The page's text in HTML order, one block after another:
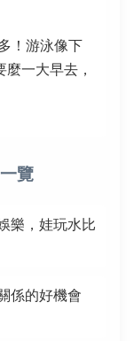
！游泳像下
一大早去，
覽
樂，娃玩水比
係的好機會